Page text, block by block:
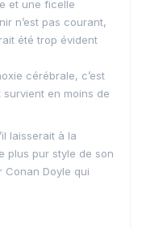
et une ficelle
n’est pas courant,
été trop évident
cérébrale, c’est
survient en moins de
laisserait à la
plus pur style de son
Conan Doyle qui